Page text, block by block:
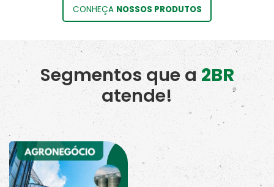
CONHEÇA NOSSOS PRODUTOS
Segmentos que a2BR
atende!